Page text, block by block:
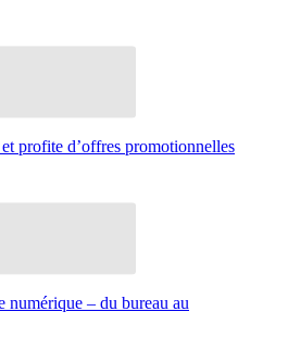
profite d’offres promotionnelles
numérique – du bureau au